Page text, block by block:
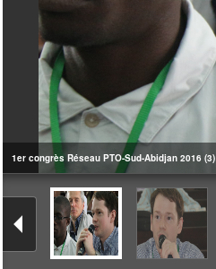
1er congrès Réseau PTO-Sud-Abidjan 2016 (3)